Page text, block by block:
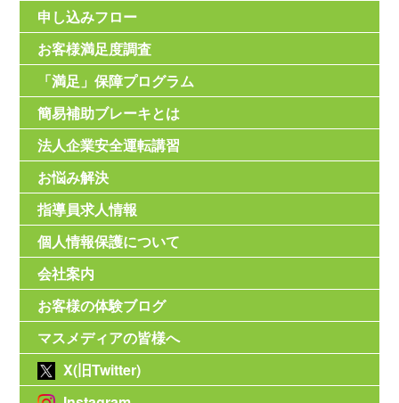
申し込みフロー
お客様満足度調査
「満足」保障プログラム
簡易補助ブレーキとは
法人企業安全運転講習
お悩み解決
指導員求人情報
個人情報保護について
会社案内
お客様の体験ブログ
マスメディアの皆様へ
X(旧Twitter)